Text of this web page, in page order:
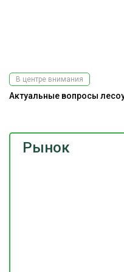
Рынок
В центре внимания
Актуальные вопросы